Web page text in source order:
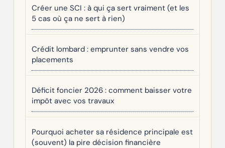
Créer une SCI : à qui ça sert vraiment (et les
5 cas où ça ne sert à rien)
Crédit lombard : emprunter sans vendre vos
placements
Déficit foncier 2026 : comment baisser votre
impôt avec vos travaux
Pourquoi acheter sa résidence principale est
(souvent) la pire décision financière